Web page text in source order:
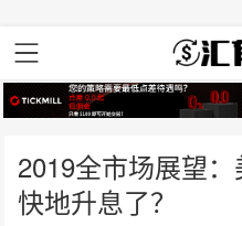
2019全市场展望
快地升息了？